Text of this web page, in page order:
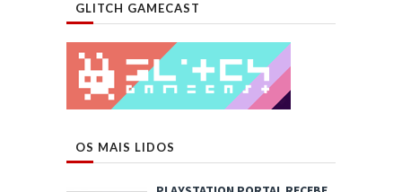
GLITCH GAMECAST
OS MAIS LIDOS